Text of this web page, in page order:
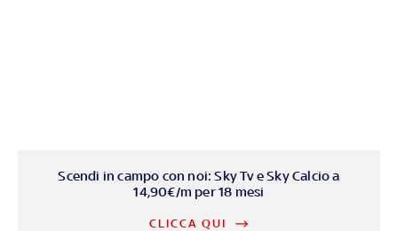
Scendi in campo con noi: Sky Tv e Sky Calcio a
14,90€/m per 18 mesi
CLICCA QUI